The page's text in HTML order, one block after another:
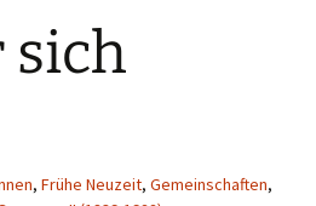
, Frühe Neuzeit, Gemeinschaften,